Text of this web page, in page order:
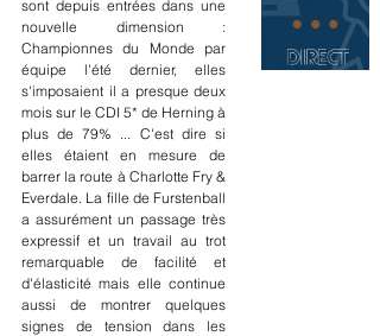
sont depuis entrées dans une
nouvelle dimension :
Championnes du Monde par
équipe l'été dernier, elles
s'imposaient il a presque deux
mois sur le CDI 5* de Herning à
plus de 79% ... C'est dire si
elles étaient en mesure de
barrer la route à Charlotte Fry &
Everdale. La fille de Furstenball
a assurément un passage très
expressif et un travail au trot
remarquable de facilité et
d'élasticité mais elle continue
aussi de montrer quelques
signes de tension dans les